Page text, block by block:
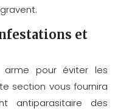
et
arme pour éviter les
section vous fournira
antiparasitaire des